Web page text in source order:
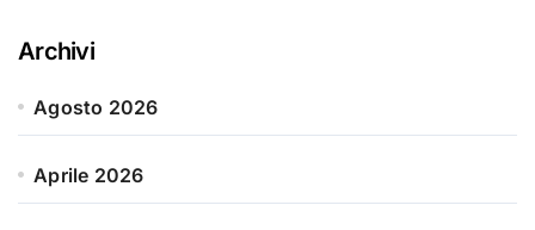
Archivi
Agosto 2026
Aprile 2026